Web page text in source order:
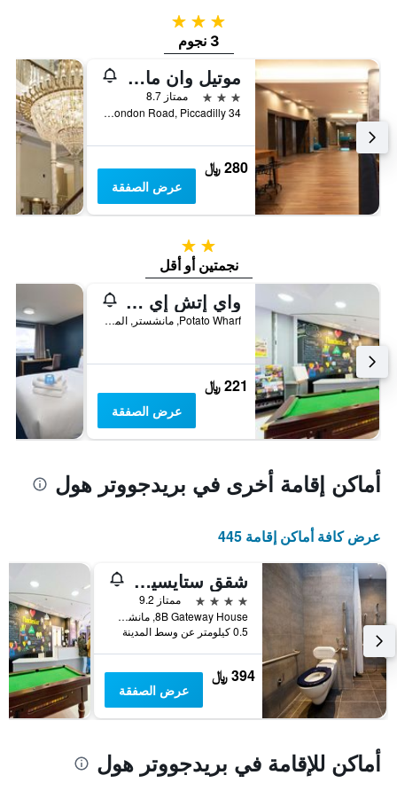
3 نجوم
3 نجوم
موتيل وان مانشستر- بيكاديللي
3 نجوم
ممتاز 8.7
34 London Road, Piccadilly, مانشستر, المملكة المتحدة
280 ﷼
عرض الصفقة
2 نجمتين
نجمتين أو أقل
واي إتش إي مانشستر
Potato Wharf, مانشستر, المملكة المتحدة
221 ﷼
عرض الصفقة
أماكن إقامة أخرى في بريدجووتر هول
عرض كافة أماكن إقامة 445
شقق ستايسيتي الفندقية مانشستر بيكادللي
4 نجوم
ممتاز 9.2
8B Gateway House, مانشستر, المملكة المتحدة
0.5 كيلومتر عن وسط المدينة
394 ﷼
عرض الصفقة
أماكن للإقامة في بريدجووتر هول